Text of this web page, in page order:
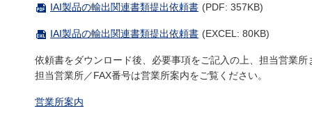
IAI製品の輸出関連書類提出依頼書 (PDF: 357KB)
IAI製品の輸出関連書類提出依頼書 (EXCEL: 80KB)
依頼書をダウンロード後、必要事項をご記入の上、担当営業
担当営業所／FAX番号は営業所案内をご覧ください。
営業所案内